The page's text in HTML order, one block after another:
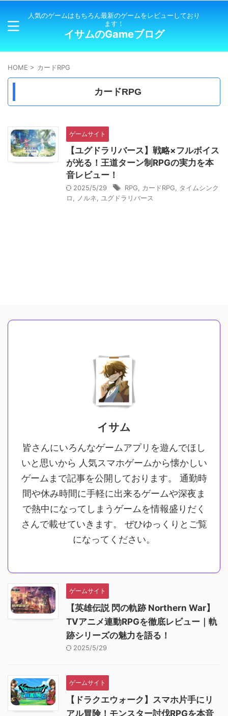
人気のゲームはもちろん最新のゲームをレビューしており
ます！
イサムのGameブログ
HOME > カードRPG
カードRPG
ゲームサイト
【ユグドラリバース】戦略×フルボイス
が光る！王道ターン制RPGの実力を本
音レビュー！
2025/5/29 RPG カードRPG
タイムシンク
ロ
ノルネ ユグドラリバース
イサム
皆さんにいろんなゲームアプリを遊んでほし
いと思いから 人気スマホゲームから懐かしい
ゲームまで記事を公開しております。 通勤時
間や休み時間に手軽に出来るゲームや深夜ま
で熱中になってしまうゲームを情報盛りだく
さんで載せていきます。 ぜひゆっくりとご覧
になってください。
ゲームサイト
【英雄伝説 閃の軌跡 Northern War】
TVアニメ連動RPGを徹底レビュー｜軌
跡シリーズの魅力を語る！
2025/5/29
ゲームサイト
【ドラクエウォーク】スマホ片手にリ
アル冒険！モンスター討伐RPGを本音